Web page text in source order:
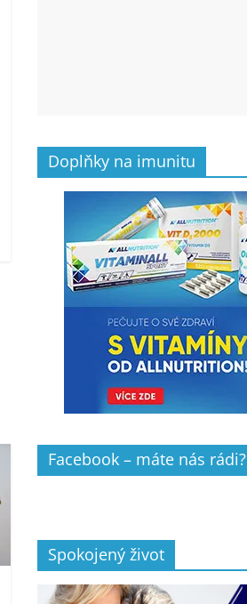
Doplňky na imunitu
Facebook – máte nás rádi?
Spokojený život